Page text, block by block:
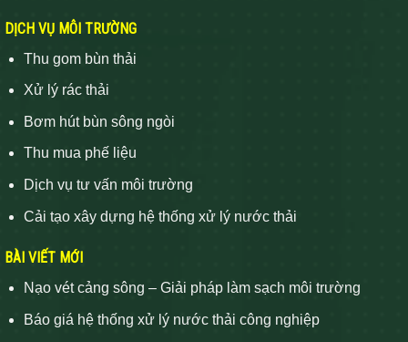
DỊCH VỤ MÔI TRƯỜNG
Thu gom bùn thải
Xử lý rác thải
Bơm hút bùn sông ngòi
Thu mua phế liệu
Dịch vụ tư vấn môi trường
Cải tạo xây dựng hệ thống xử lý nước thải
BÀI VIẾT MỚI
Nạo vét cảng sông – Giải pháp làm sạch môi trường
Báo giá hệ thống xử lý nước thải công nghiệp